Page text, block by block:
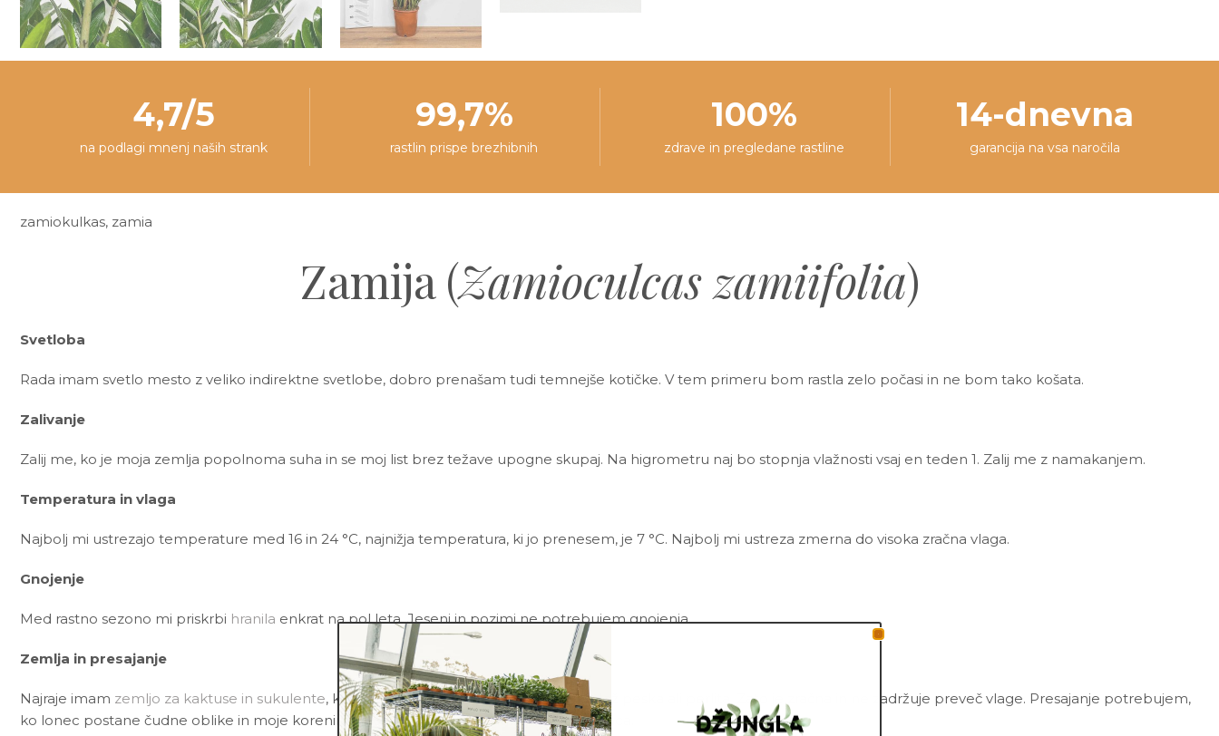
4,7/5
na podlagi mnenj naših strank
99,7%
rastlin prispe brezhibnih
100%
zdrave in pregledane rastline
14-dnevna
garancija na vsa naročila
zamiokulkas, zamia
Zamija (Zamioculcas zamiifolia)
Svetloba
Rada imam svetlo mesto z veliko indirektne svetlobe, dobro prenašam tudi temnejše kotičke. V tem primeru bom rastla zelo počasi in ne bom tako košata.
Zalivanje
Zalij me, ko je moja zemlja popolnoma suha in se moj list brez težave upogne skupaj. Na higrometru naj bo stopnja vlažnosti vsaj en teden 1. Zalij me z namakanjem.
Temperatura in vlaga
Najbolj mi ustrezajo temperature med 16 in 24 °C, najnižja temperatura, ki jo prenesem, je 7 °C. Najbolj mi ustreza zmerna do visoka zračna vlaga.
Gnojenje
Med rastno sezono mi priskrbi hranila enkrat na pol leta. Jeseni in pozimi ne potrebujem gnojenja.
Zemlja in presajanje
Najraje imam zemljo za kaktuse in sukulente, ki poleg črne šote vsebuje tudi velik delež peska ali perlita. Zato je zračna in ne zadržuje preveč vlage. Presajanje potrebujem,
ko lonec postane čudne oblike in moje korenine začnejo kukati skozi luknje na dnu lonca.